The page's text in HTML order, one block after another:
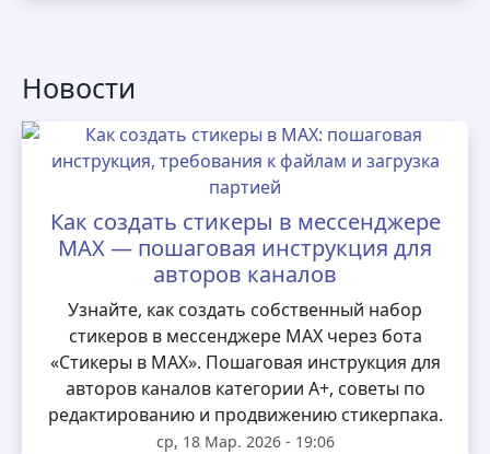
Новости
Как создать стикеры в мессенджере
MAX — пошаговая инструкция для
авторов каналов
Узнайте, как создать собственный набор
стикеров в мессенджере MAX через бота
«Стикеры в MAX». Пошаговая инструкция для
авторов каналов категории А+, советы по
редактированию и продвижению стикерпака.
ср, 18 Мар. 2026 - 19:06